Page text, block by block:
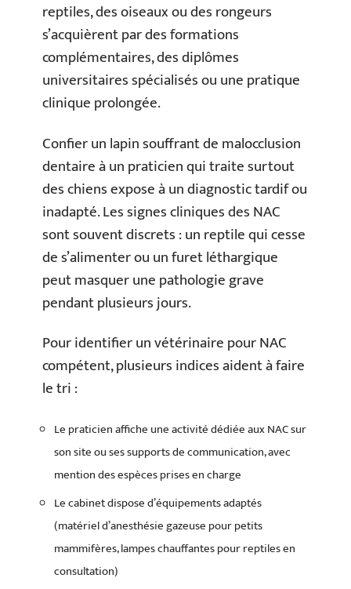
reptiles, des oiseaux ou des rongeurs
s’acquièrent par des formations
complémentaires, des diplômes
universitaires spécialisés ou une pratique
clinique prolongée.
Confier un lapin souffrant de malocclusion
dentaire à un praticien qui traite surtout
des chiens expose à un diagnostic tardif ou
inadapté. Les signes cliniques des NAC
sont souvent discrets : un reptile qui cesse
de s’alimenter ou un furet léthargique
peut masquer une pathologie grave
pendant plusieurs jours.
Pour identifier un vétérinaire pour NAC
compétent, plusieurs indices aident à faire
le tri :
Le praticien affiche une activité dédiée aux NAC sur
son site ou ses supports de communication, avec
mention des espèces prises en charge
Le cabinet dispose d’équipements adaptés
(matériel d’anesthésie gazeuse pour petits
mammifères, lampes chauffantes pour reptiles en
consultation)